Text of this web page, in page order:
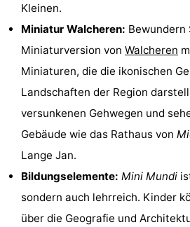
Blick
Zeeland
Village
Zeeuwse
Kust
Zonnedorp
Hof
van
Haamstede
Hotels
Zimmer
(mit
Frühstück)
Lastminutes
Strand
Kleinen.
Miniatur Walcheren:
Miniaturversion von Walcheren
Miniaturen, die die ikonischen
Landschaften der Region
versunkenen Gehwegen und
Gebäude wie das Rathaus von
Lange Jan.
Bildungselemente: Mini Mundi
sondern auch lehrreich. Kinder
über die Geografie und